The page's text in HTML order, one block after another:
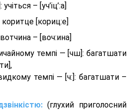
учіться – [уч’іц’:a]
[кориц:е]
– [вoч:ина]
темпі — [чш]: багатшати
темпі — [ч:]: багатшати –
(глухий приголосний